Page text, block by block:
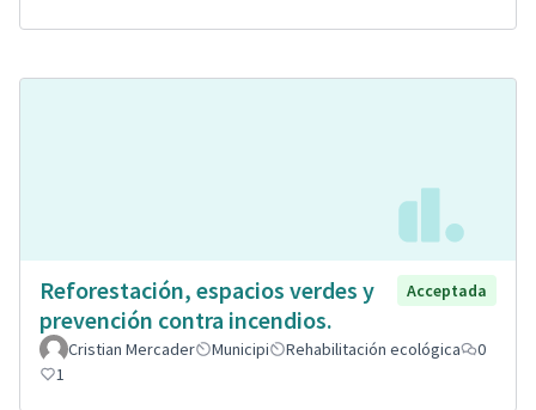
Reforestación, espacios verdes y
prevención contra incendios.
Acceptada
Cristian Mercader Municipi Rehabilitación ecológica
0
1